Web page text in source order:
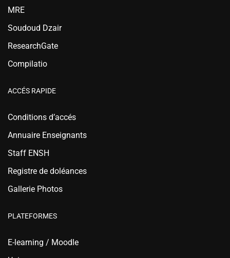
MRE
Soudoud Dzair
ResearchGate
Compilatio
ACCÉS RAPIDE
Conditions d’accés
Annuaire Enseignants
Staff ENSH
Registre de doléances
Gallerie Photos
PLATEFORMES
E-learning / Moodle